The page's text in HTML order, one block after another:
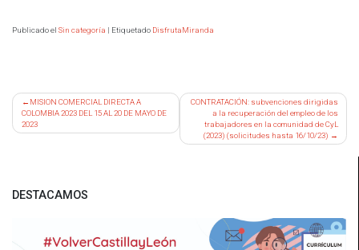
DESTACAMOS
Publicado el Sin categoría Etiquetado DisfrutaMiranda
Navegación
de
entradas
MISION COMERCIAL DIRECTA A
COLOMBIA 2023 DEL 15 AL 20 DE MAYO DE
2023
CONTRATACIÓN: subvenciones dirigidas
a la recuperación del empleo de los
trabajadores en la comunidad de CyL
(2023) (solicitudes hasta 16/10/23)